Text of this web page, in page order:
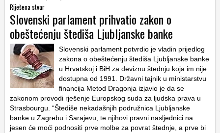
Riješena stvar
Slovenski parlament prihvatio zakon o
obeštećenju štediša Ljubljanske banke
Slovenski parlament potvrdio je vladin prijedlog
zakona o obeštećenju štediša Ljubljanske banke
u Hrvatskoj i BiH za deviznu štednju koja im nije
dostupna od 1991. Državni tajnik u ministarstvu
financija Metod Dragonja izjavio je da se
zakonom provodi rješenje Europskog suda za ljudska prava u
Strasbourgu. “Štediše nekadašnjih podružnica Ljubljanske
banke u Zagrebu i Sarajevu, te njihovi pravni nasljednici na
jesen će moći podnositi prve molbe za povrat štednje, a prve bi